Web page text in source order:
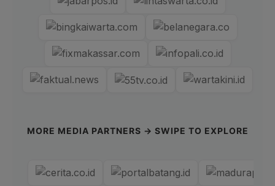
MORE MEDIA PARTNERS → SWIPE TO EXPLORE